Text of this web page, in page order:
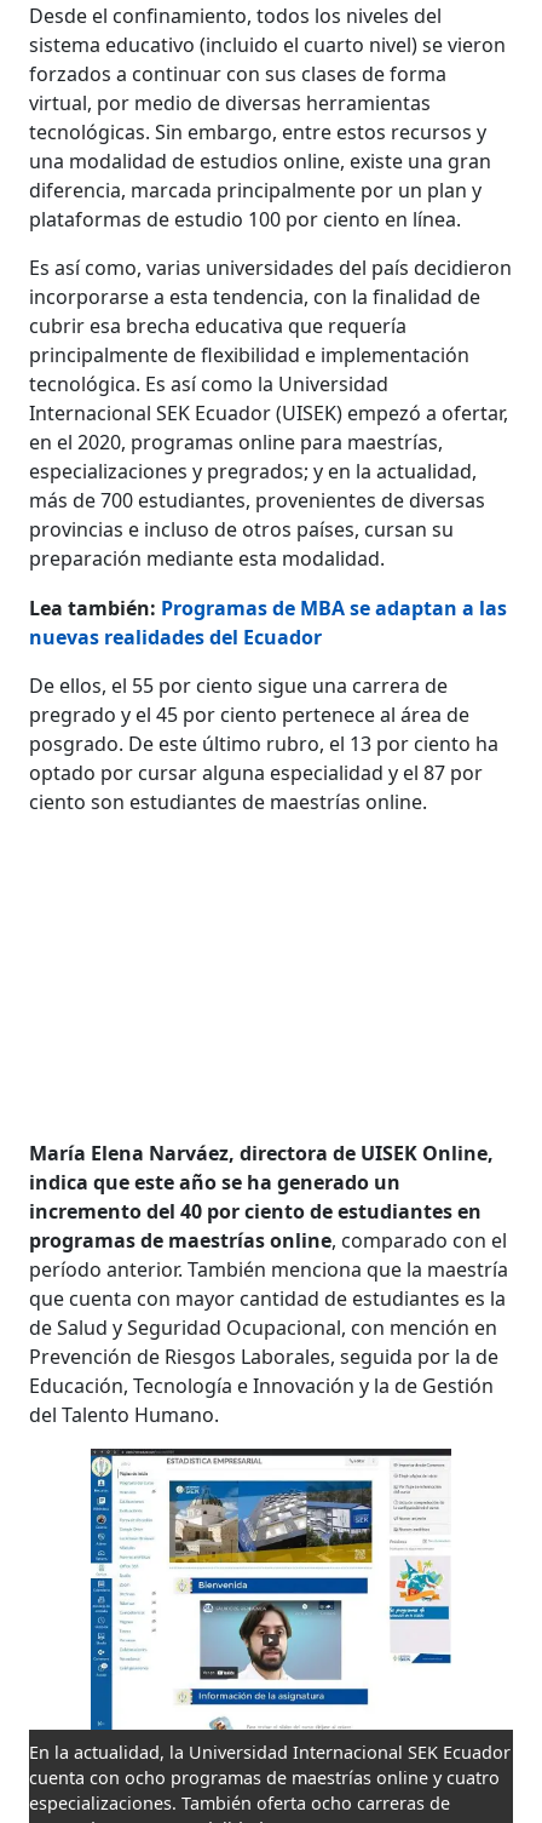
Desde el confinamiento, todos los niveles del
sistema educativo (incluido el cuarto nivel) se vieron
forzados a continuar con sus clases de forma
virtual, por medio de diversas herramientas
tecnológicas. Sin embargo, entre estos recursos y
una modalidad de estudios online, existe una gran
diferencia, marcada principalmente por un plan y
plataformas de estudio 100 por ciento en línea.
Es así como, varias universidades del país decidieron
incorporarse a esta tendencia, con la finalidad de
cubrir esa brecha educativa que requería
principalmente de flexibilidad e implementación
tecnológica. Es así como la Universidad
Internacional SEK Ecuador (UISEK) empezó a ofertar,
en el 2020, programas online para maestrías,
especializaciones y pregrados; y en la actualidad,
más de 700 estudiantes, provenientes de diversas
provincias e incluso de otros países, cursan su
preparación mediante esta modalidad.
Lea también: Programas de MBA se adaptan a las
nuevas realidades del Ecuador
De ellos, el 55 por ciento sigue una carrera de
pregrado y el 45 por ciento pertenece al área de
posgrado. De este último rubro, el 13 por ciento ha
optado por cursar alguna especialidad y el 87 por
ciento son estudiantes de maestrías online.
María Elena Narváez, directora de UISEK Online,
indica que este año se ha generado un
incremento del 40 por ciento de estudiantes en
programas de maestrías online, comparado con el
período anterior. También menciona que la maestría
que cuenta con mayor cantidad de estudiantes es la
de Salud y Seguridad Ocupacional, con mención en
Prevención de Riesgos Laborales, seguida por la de
Educación, Tecnología e Innovación y la de Gestión
del Talento Humano.
En la actualidad, la Universidad Internacional SEK Ecuador
cuenta con ocho programas de maestrías online y cuatro
especializaciones. También oferta ocho carreras de